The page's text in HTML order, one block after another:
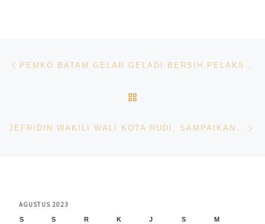
Navigasi pos
JEFRIDIN WAKILI WALI KOTA RUDI, SAMPAIKAN RANPERDA PERUBAHAN APBD KOTA BATAM TAHUN ANGGARAN 2023
AGUSTUS 2023
S S R K J S M